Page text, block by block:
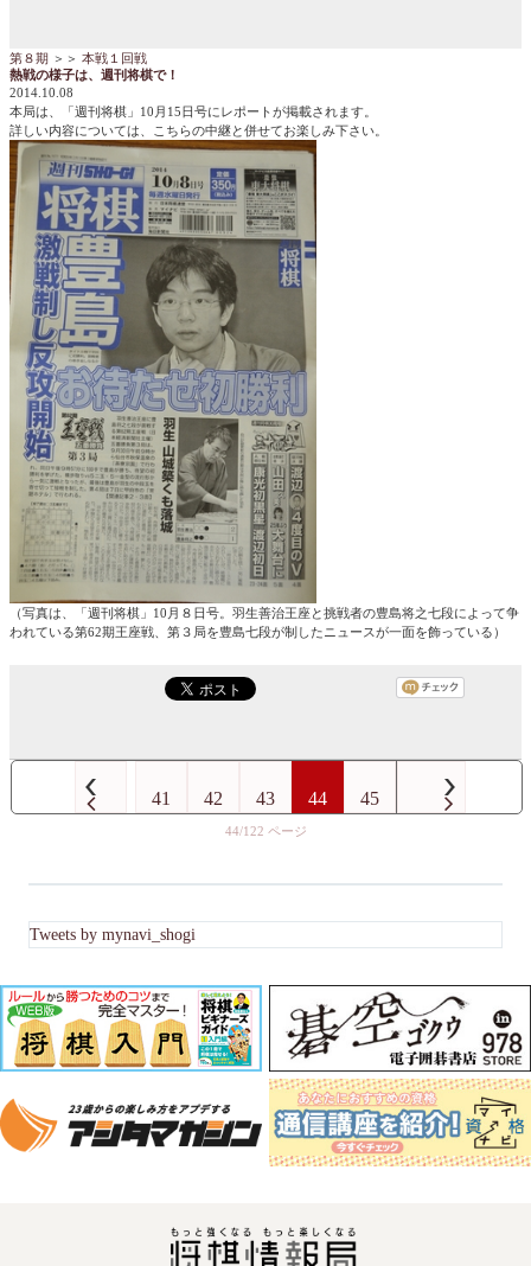
第８期 ＞＞ 本戦１回戦
熱戦の様子は、週刊将棋で！
2014.10.08
本局は、「週刊将棋」10月15日号にレポートが掲載されます。
詳しい内容については、こちらの中継と併せてお楽しみ下さい。
（写真は、「週刊将棋」10月８日号。羽生善治王座と挑戦者の豊島将之七段によって争
われている第62期王座戦、第３局を豊島七段が制したニュースが一面を飾っている）
44/122
41 42 43 44 45
Tweets by mynavi_shogi